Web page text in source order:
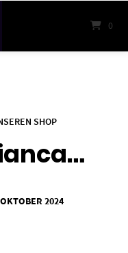
0
SHOP
2024